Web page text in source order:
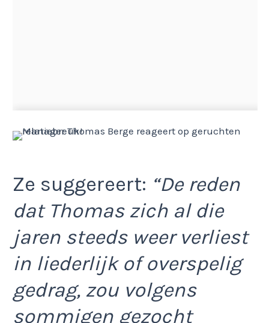
Ze suggereert: “De reden
dat Thomas zich al die
jaren steeds weer verliest
in liederlijk of overspelig
gedrag, zou volgens
sommigen gezocht